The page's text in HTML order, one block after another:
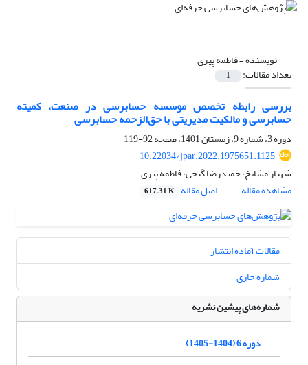
نویسنده =فاطمه پیری
تعداد مقالات: 1
بررسی رابطه تخصص موسسه حسابرسی در صنعت، کمیته
حسابرسی و مالکیت مدیریتی با حق‌الزحمه حسابرسی
دوره 3، شماره 9، زمستان 1401، صفحه
92-119
10.22034/jpar.2022.1975651.1125
شهناز مشایخ، حمیدرضا گنجی، فاطمه پیری
مشاهده مقاله
اصل مقاله 617.31 K
مقالات آماده انتشار
شماره جاری
شماره‌های پیشین نشریه
دوره 6 (1404-1405)